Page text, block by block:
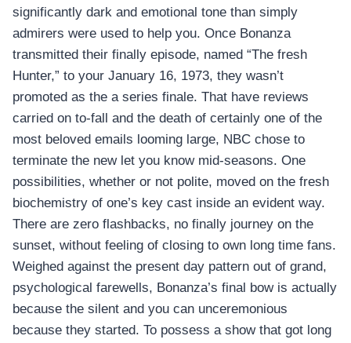
significantly dark and emotional tone than simply
admirers were used to help you. Once Bonanza
transmitted their finally episode, named “The fresh
Hunter,” to your January 16, 1973, they wasn’t
promoted as the a series finale. That have reviews
carried on to-fall and the death of certainly one of the
most beloved emails looming large, NBC chose to
terminate the new let you know mid-seasons. One
possibilities, whether or not polite, moved on the fresh
biochemistry of one’s key cast inside an evident way.
There are zero flashbacks, no finally journey on the
sunset, without feeling of closing to own long time fans.
Weighed against the present day pattern out of grand,
psychological farewells, Bonanza’s final bow is actually
because the silent and you can unceremonious
because they started. To possess a show that got long